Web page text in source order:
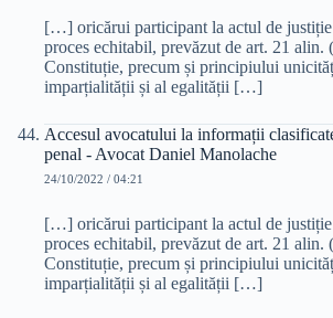
[…] oricărui participant la actul de
proces echitabil, prevăzut de art. 21 alin.
Constituție, precum și principiului
imparțialității și al egalității […]
Accesul avocatului la informații
penal - Avocat Daniel Manolache
24/10/2022 / 04:21
[…] oricărui participant la actul de
proces echitabil, prevăzut de art. 21 alin.
Constituție, precum și principiului
imparțialității și al egalității […]